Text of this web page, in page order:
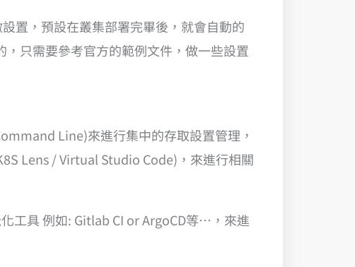
置，預設在叢集部署完畢後，就會自動的
只需要參考官方的範例文件，做一些設置
Line)來進行集中的存取設置管理，
Lens / Virtual Studio Code)，來進行相關
工具 例如: Gitlab CI or ArgoCD等…，來進